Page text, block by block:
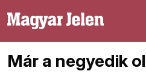
Már a negyedik